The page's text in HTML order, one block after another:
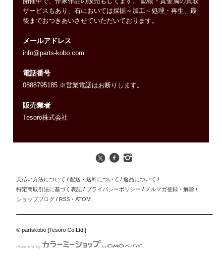
サービスもあり、石においては採掘～加工～処理・再生、最
後までおつきあいさせていただいております。
メールアドレス
info@parts-kobo.com
電話番号
0888795185 ※営業電話はお断りします。
販売業者
Tesoro株式会社
支払い方法について / 配送・送料について / 返品について /
特定商取引法に基づく表記 / プライバシーポリシー / メルマガ登録・解除 /
ショップブログ / RSS ・ATOM
© partskobo [Tesoro Co.Ltd.]
Powered by